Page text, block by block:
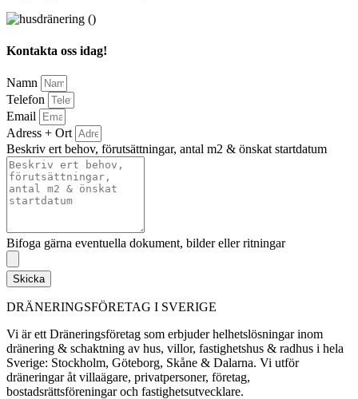
Kontakta oss idag!
Namn
Telefon
Email
Adress + Ort
Beskriv ert behov, förutsättningar, antal m2 & önskat startdatum
Bifoga gärna eventuella dokument, bilder eller ritningar
Skicka
DRÄNERINGSFÖRETAG I SVERIGE
Vi är ett Dräneringsföretag som erbjuder helhetslösningar inom
dränering & schaktning av hus, villor, fastighetshus & radhus i hela
Sverige: Stockholm, Göteborg, Skåne & Dalarna. Vi utför
dräneringar åt villaägare, privatpersoner, företag,
bostadsrättsföreningar och fastighetsutvecklare.